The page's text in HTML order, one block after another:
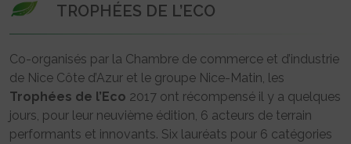
TROPHÉES DE L’ECO
Co-organisés par la Chambre de commerce et d’industrie
de Nice Côte d’Azur et le groupe Nice-Matin, les
Trophées de l’Eco 2017 ont récompensé il y a quelques
jours, pour leur neuvième édition, 6 acteurs de terrain
performants et innovants. Six lauréats pour 6 catégories